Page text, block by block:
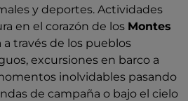
y deportes. Actividades
en el corazón de los Montes
a través de los pueblos
excursiones en barco a
inolvidables pasando
de campaña o bajo el cielo